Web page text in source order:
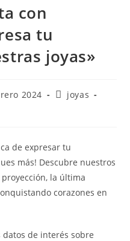
con
tu
joyas»
2024
joyas
de expresar tu
más! Descubre nuestros
la última
corazones en
de interés sobre